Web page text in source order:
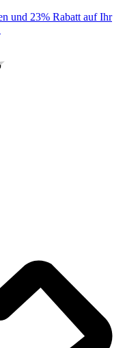
und 23% Rabatt auf Ihr